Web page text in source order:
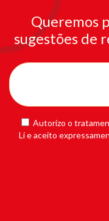
Queremos
sugestões de
Autorizo o
Li e aceito